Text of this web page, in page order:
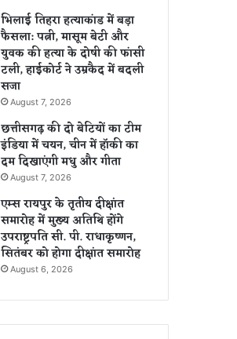
भिलाई तिहरा हत्याकांड में बड़ा
फैसला: पत्नी, मासूम बेटी और
युवक की हत्या के दोषी की फांसी
टली, हाईकोर्ट ने उम्रकैद में बदली
सजा
August 7, 2026
छत्तीसगढ़ की दो बेटियों का टीम
इंडिया में चयन, चीन में हॉकी का
दम दिखाएंगी मधु और गीता
August 7, 2026
एम्स रायपुर के तृतीय दीक्षांत
समारोह में मुख्य अतिथि होंगे
उपराष्ट्रपति सी. पी. राधाकृष्णन,
सितंबर को होगा दीक्षांत समारोह
August 6, 2026